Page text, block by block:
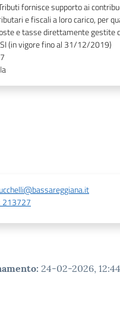
fornisce supporto ai
e fiscali a loro carico, per
e tasse direttamente gestite
(in vigore fino al 31/12/2019)
: 24-02-2026, 12:44